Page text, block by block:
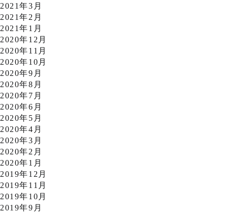
2021年3月
2021年2月
2021年1月
2020年12月
2020年11月
2020年10月
2020年9月
2020年8月
2020年7月
2020年6月
2020年5月
2020年4月
2020年3月
2020年2月
2020年1月
2019年12月
2019年11月
2019年10月
2019年9月